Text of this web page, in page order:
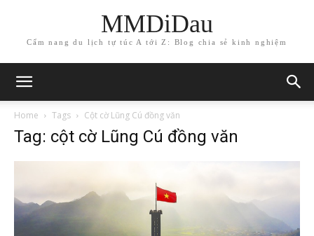
MMDiDau
Cẩm nang du lịch tự túc A tới Z: Blog chia sẻ kinh nghiệm
Home Tags Cột cờ Lũng Cú đồng văn
Tag: cột cờ Lũng Cú đồng văn